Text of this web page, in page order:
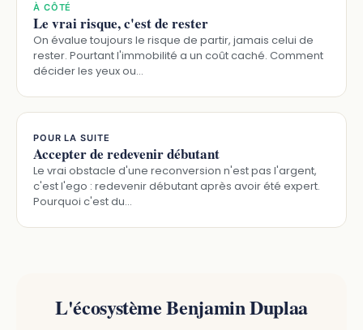
À CÔTÉ
Le vrai risque, c'est de rester
On évalue toujours le risque de partir, jamais celui de
rester. Pourtant l'immobilité a un coût caché. Comment
décider les yeux ou…
POUR LA SUITE
Accepter de redevenir débutant
Le vrai obstacle d'une reconversion n'est pas l'argent,
c'est l'ego : redevenir débutant après avoir été expert.
Pourquoi c'est du…
L'écosystème Benjamin Duplaa